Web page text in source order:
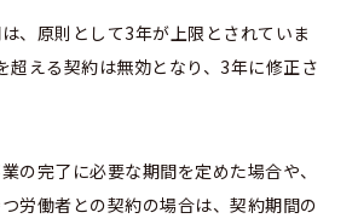
、原則として3年が上限とされていま
超える契約は無効となり、3年に修正さ
の完了に必要な期間を定めた場合や、
労働者との契約の場合は、契約期間の